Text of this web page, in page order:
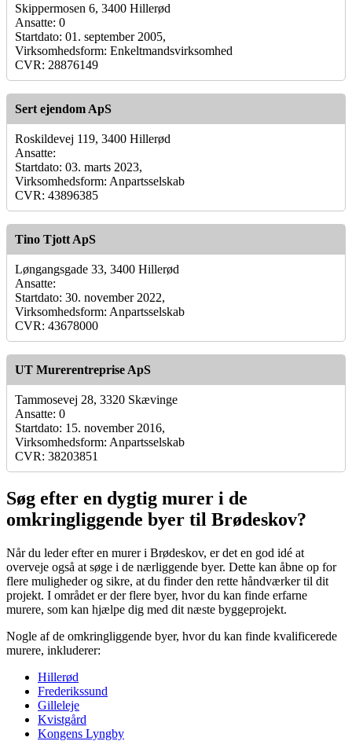
Skippermosen 6, 3400 Hillerød
Ansatte: 0
Startdato: 01. september 2005,
Virksomhedsform: Enkeltmandsvirksomhed
CVR: 28876149
Sert ejendom ApS
Roskildevej 119, 3400 Hillerød
Ansatte:
Startdato: 03. marts 2023,
Virksomhedsform: Anpartsselskab
CVR: 43896385
Tino Tjott ApS
Løngangsgade 33, 3400 Hillerød
Ansatte:
Startdato: 30. november 2022,
Virksomhedsform: Anpartsselskab
CVR: 43678000
UT Murerentreprise ApS
Tammosevej 28, 3320 Skævinge
Ansatte: 0
Startdato: 15. november 2016,
Virksomhedsform: Anpartsselskab
CVR: 38203851
Søg efter en dygtig murer i de
omkringliggende byer til Brødeskov?
Når du leder efter en murer i Brødeskov, er det en god idé at
overveje også at søge i de nærliggende byer. Dette kan åbne op for
flere muligheder og sikre, at du finder den rette håndværker til dit
projekt. I området er der flere byer, hvor du kan finde erfarne
murere, som kan hjælpe dig med dit næste byggeprojekt.
Nogle af de omkringliggende byer, hvor du kan finde kvalificerede
murere, inkluderer:
Hillerød
Frederikssund
Gilleleje
Kvistgård
Kongens Lyngby